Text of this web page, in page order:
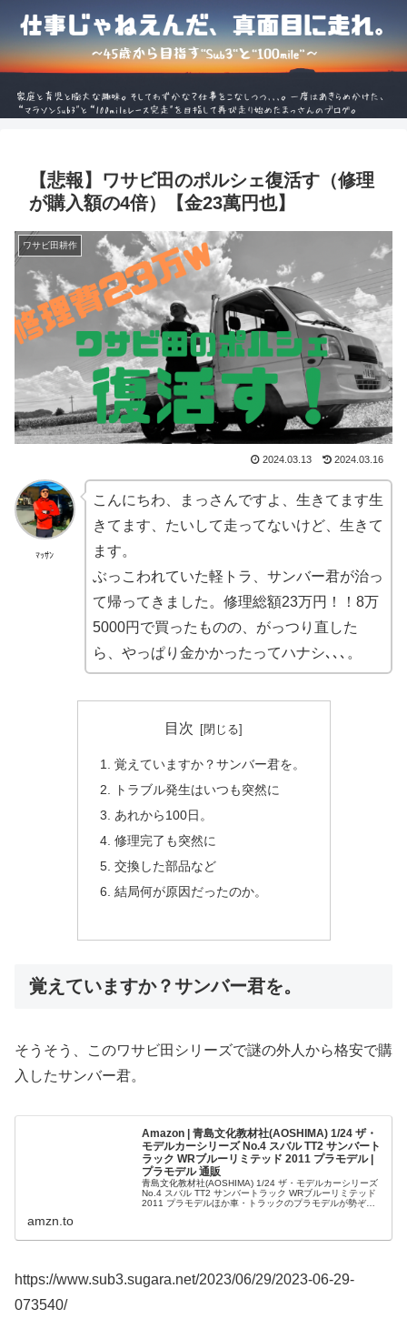
【悲報】ワサビ田のポルシェ復活す（修理
が購入額の4倍）【金23萬円也】
ワサビ田耕作
2024.03.13 2024.03.16
ﾏｯｻﾝ
こんにちわ、まっさんですよ、生きてます生
きてます、たいして走ってないけど、生きて
ます。
ぶっこわれていた軽トラ、サンバー君が治っ
て帰ってきました。修理総額23万円！！8万
5000円で買ったものの、がっつり直した
ら、やっぱり金かかったってハナシ､､､。
目次
覚えていますか？サンバー君を。
トラブル発生はいつも突然に
あれから100日。
修理完了も突然に
交換した部品など
結局何が原因だったのか。
覚えていますか？サンバー君を。
そうそう、このワサビ田シリーズで謎の外人から格安で購
入したサンバー君。
Amazon | 青島文化教材社(AOSHIMA) 1/24 ザ・
モデルカーシリーズ No.4 スバル TT2 サンバート
ラック WRブルーリミテッド 2011 プラモデル |
プラモデル 通販
青島文化教材社(AOSHIMA) 1/24 ザ・モデルカーシリーズ
No.4 スバル TT2 サンバートラック WRブルーリミテッド
2011 プラモデルほか車・トラックのプラモデルが勢ぞろ
amzn.to
https://www.sub3.sugara.net/2023/06/29/2023-06-29-
073540/